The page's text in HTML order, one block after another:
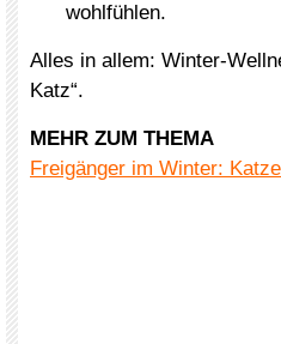
wohlfühlen.
Alles in allem: Winter-
Katz“.
MEHR ZUM THEMA
Freigänger im Winter: